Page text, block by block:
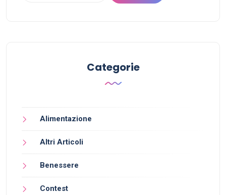
Categorie
Alimentazione
Altri Articoli
Benessere
Contest